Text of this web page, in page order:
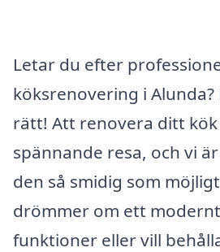
Letar du efter
köksrenovering i
rätt! Att renovera ditt kök
spännande resa, och vi
den så smidig som
drömmer om ett
funktioner eller vill